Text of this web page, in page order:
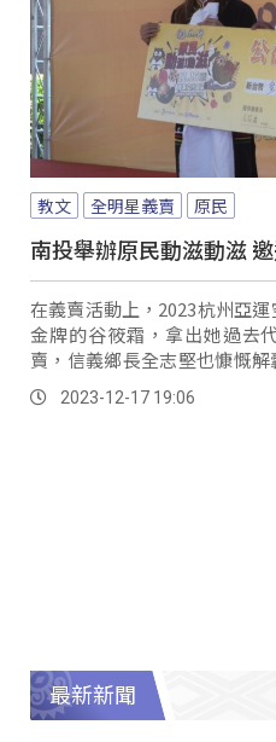
教文 全明星義賣 原民
南投舉辦原民動滋動滋
在義賣活動上，2023杭州亞
金牌的谷筱霜，拿出她過去
賣，信義鄉長全志堅也慷慨解
谷筱霜的道服做為紀念。
2023-12-17 19:06
最新新聞